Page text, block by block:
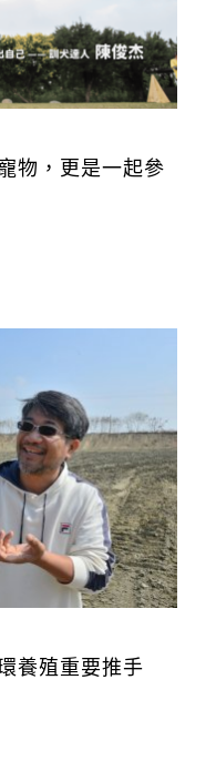
物，更是一起參
養殖重要推手